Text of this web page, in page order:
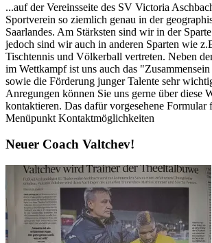
...auf der Vereinsseite des SV Victoria
Sportverein so ziemlich genau in der
Saarlandes. Am Stärksten sind wir in der
jedoch sind wir auch in anderen Sparten wie
Tischtennis und Völkerball vertreten. Neben
im Wettkampf ist uns auch das
sowie die Förderung junger Talente sehr
Anregungen können Sie uns gerne über diese
kontaktieren. Das dafür vorgesehene Formular
Menüpunkt Kontaktmöglichkeiten
Neuer Coach Valtchev!